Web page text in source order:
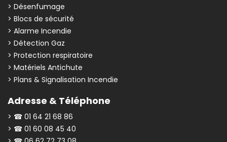
> Désenfumage
> Blocs de sécurité
> Alarme Incendie
> Détection Gaz
> Protection respiratoire
> Matériels Antichute
> Plans & Signalisation Incendie
Adresse & Téléphone
> ☎ 01 64 21 68 86
> ☎ 01 60 08 45 40